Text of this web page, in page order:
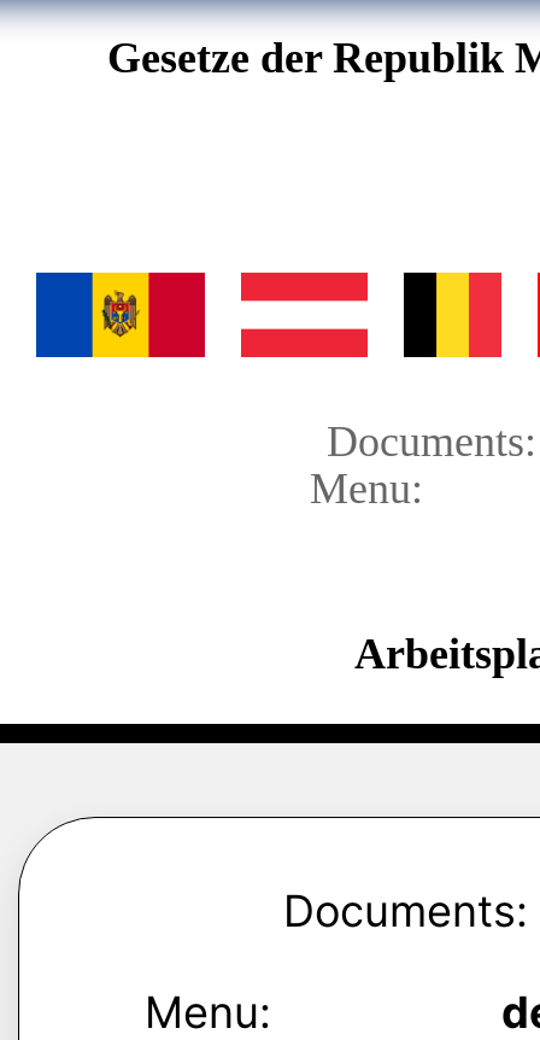
Gesetze der Republik
Documents:
Menu:
Documents:
Menu: